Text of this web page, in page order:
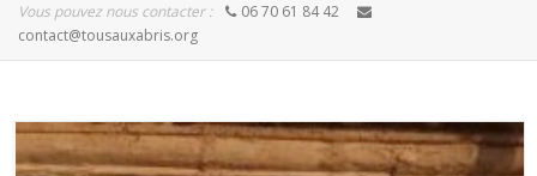
Vous pouvez nous contacter :
06 70 61 84 42
contact@tousauxabris.org